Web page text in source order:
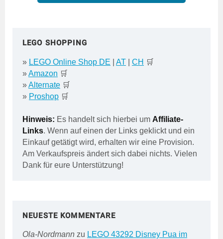
LEGO SHOPPING
» LEGO Online Shop DE AT CH 🛒
»Amazon 🛒
»Alternate 🛒
» Proshop 🛒
Hinweis: Es handelt sich hierbei um Affiliate-
Links. Wenn auf einen der Links geklickt und ein
Einkauf getätigt wird, erhalten wir eine Provision.
Am Verkaufspreis ändert sich dabei nichts. Vielen
Dank für eure Unterstützung!
NEUESTE KOMMENTARE
Ola-Nordmann zu LEGO 43292 Disney Pua im